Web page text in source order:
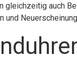
auch
und